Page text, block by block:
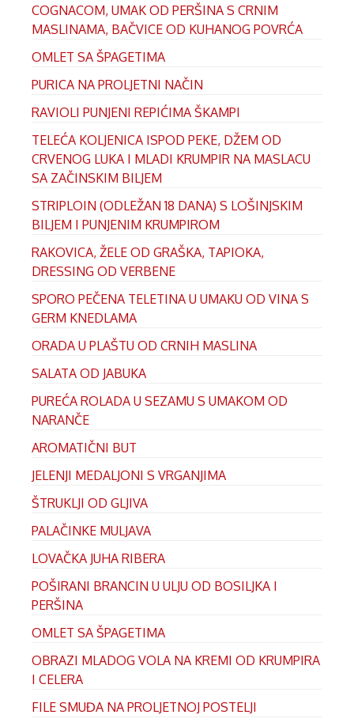
COGNACOM, UMAK OD PERŠINA S CRNIM
MASLINAMA, BAČVICE OD KUHANOG POVRĆA
OMLET SA ŠPAGETIMA
PURICA NA PROLJETNI NAČIN
RAVIOLI PUNJENI REPIĆIMA ŠKAMPI
TELEĆA KOLJENICA ISPOD PEKE, DŽEM OD
CRVENOG LUKA I MLADI KRUMPIR NA MASLACU
SA ZAČINSKIM BILJEM
STRIPLOIN (ODLEŽAN 18 DANA) S LOŠINJSKIM
BILJEM I PUNJENIM KRUMPIROM
RAKOVICA, ŽELE OD GRAŠKA, TAPIOKA,
DRESSING OD VERBENE
SPORO PEČENA TELETINA U UMAKU OD VINA S
GERM KNEDLAMA
ORADA U PLAŠTU OD CRNIH MASLINA
SALATA OD JABUKA
PUREĆA ROLADA U SEZAMU S UMAKOM OD
NARANČE
AROMATIČNI BUT
JELENJI MEDALJONI S VRGANJIMA
ŠTRUKLJI OD GLJIVA
PALAČINKE MULJAVA
LOVAČKA JUHA RIBERA
POŠIRANI BRANCIN U ULJU OD BOSILJKA I
PERŠINA
OMLET SA ŠPAGETIMA
OBRAZI MLADOG VOLA NA KREMI OD KRUMPIRA
I CELERA
FILE SMUĐA NA PROLJETNOJ POSTELJI